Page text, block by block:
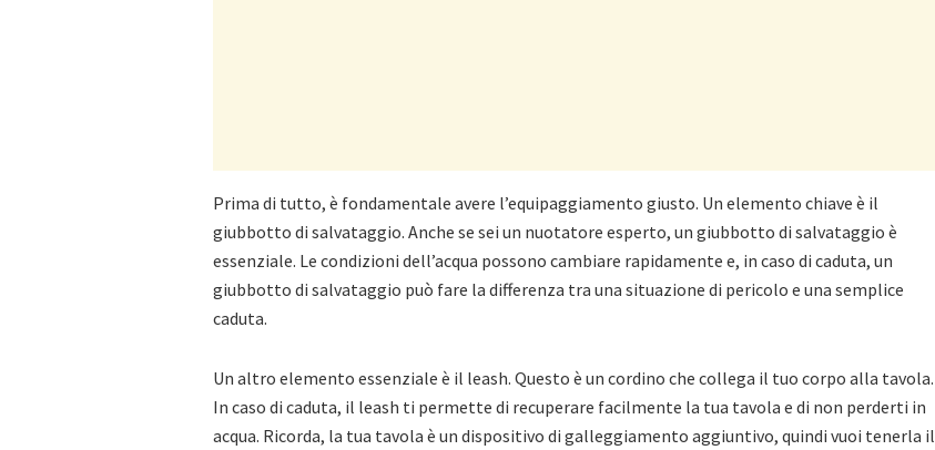
Prima di tutto, è fondamentale avere l’equipaggiamento giusto. Un elemento chiave è il
giubbotto di salvataggio. Anche se sei un nuotatore esperto, un giubbotto di salvataggio è
essenziale. Le condizioni dell’acqua possono cambiare rapidamente e, in caso di caduta, un
giubbotto di salvataggio può fare la differenza tra una situazione di pericolo e una semplice
caduta.
Un altro elemento essenziale è il leash. Questo è un cordino che collega il tuo corpo alla tavola.
In caso di caduta, il leash ti permette di recuperare facilmente la tua tavola e di non perderti in
acqua. Ricorda, la tua tavola è un dispositivo di galleggiamento aggiuntivo, quindi vuoi tenerla il